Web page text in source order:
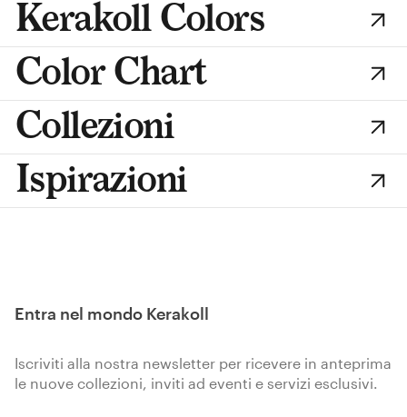
Kerakoll Colors
Color Chart
Collezioni
Ispirazioni
Entra nel mondo Kerakoll
Iscriviti alla nostra newsletter per ricevere in anteprima
le nuove collezioni, inviti ad eventi e servizi esclusivi.